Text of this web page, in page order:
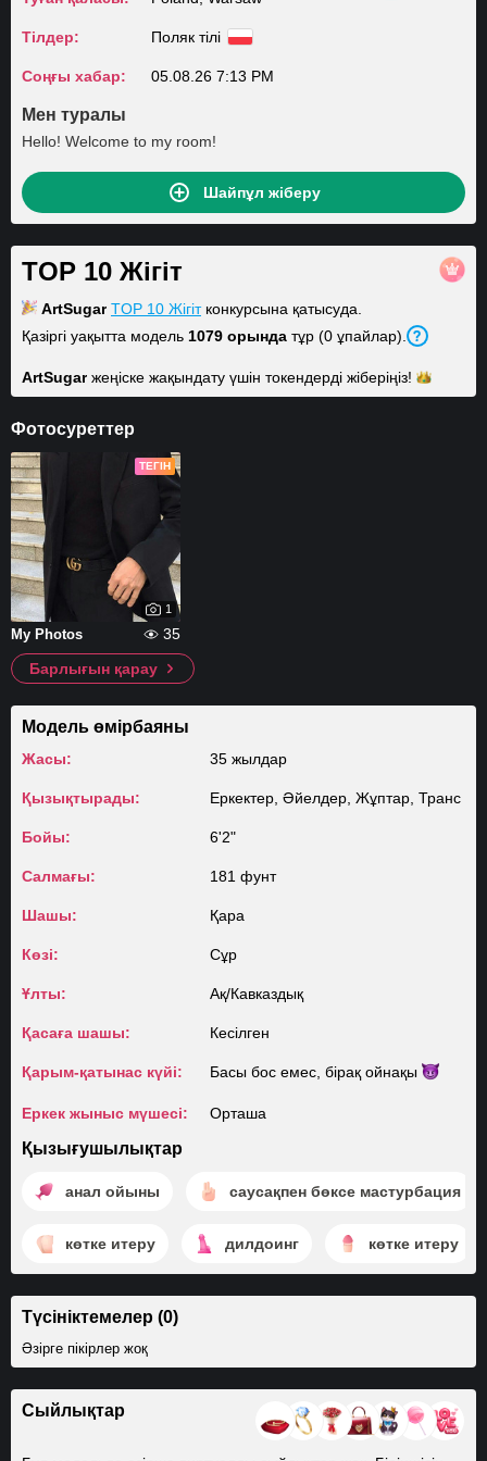
Тілдер: Поляк тілі
Соңғы хабар: 05.08.26 7:13 PM
Мен туралы
Hello! Welcome to my room!
Шайпұл жіберу
TOP 10 Жігіт
ArtSugar TOP 10 Жігітконкурсына қатысуда.
Қазіргі уақытта модель 1079 орында тұр (0 ұпайлар).
ArtSugar жеңіске жақындату үшін токендерді жіберіңіз!
Фотосуреттер
ТЕГІН
1
My Photos
35
Барлығын қарау
Модель өмірбаяны
Жасы: 35 жылдар
Қызықтырады: Еркектер, Әйелдер, Жұптар, Транс
Бойы: 6'2"
Салмағы: 181 фунт
Шашы: Қара
Көзі: Сұр
Ұлты: Ақ/​Кавказдық
Қасаға шашы: Кесілген
Қарым-қатынас күйі: Басы бос емес, бірақ ойнақы
Еркек жыныс мүшесі: Орташа
Қызығушылықтар
анал ойыны саусақпен бөксе мастурбация
көтке итеру дилдоинг көтке итеру
Түсініктемелер (0)
Әзірге пікірлер жоқ
Сыйлықтар